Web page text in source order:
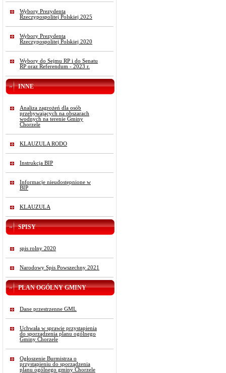
Wybory Prezydenta
Rzeczypospolitej Polskiej 2025
Wybory Prezydenta
Rzeczypospolitej Polskiej 2020
Wybory do Sejmu RP i do Senatu
RP oraz Referendum - 2023 r.
INNE
Analiza zagrożeń dla osób
przebywających na obszarach
wodnych na terenie Gminy
Chorzele
KLAUZULA RODO
Instrukcja BIP
Informacje nieudostępnione w
BIP
KLAUZULA
SPISY
spis rolny 2020
Narodowy Spis Powszechny 2021
PLAN OGÓLNY GMINY
Dane przestrzenne GML
Uchwała w sprawie przystąpienia
do sporządzenia planu ogólnego
Gminy Chorzele
Ogłoszenie Burmistrza o
przystąpieniu do sporządzenia
planu ogólnego gminy Chorzele